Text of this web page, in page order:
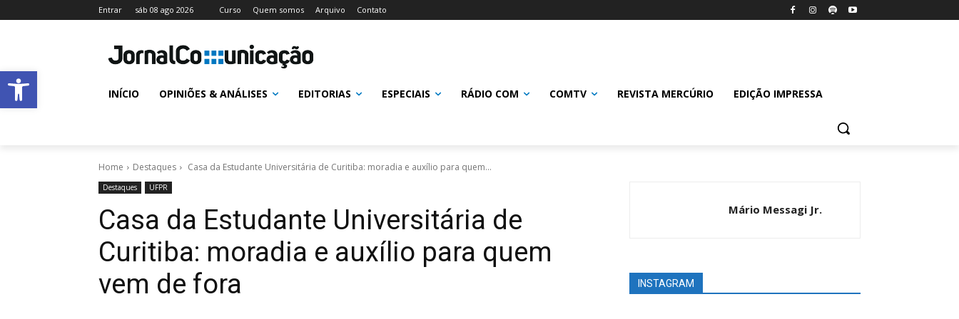
Abrir a barra de ferramentas
Entrar sáb 08 ago 2026 Curso Quem somos Arquivo Contato
INÍCIO OPINIÕES & ANÁLISES EDITORIAS ESPECIAIS RÁDIO COM COMTV REVISTA MERCÚRIO EDIÇÃO IMPRESSA
Home Destaques Casa da Estudante Universitária de Curitiba: moradia e auxílio para quem...
Destaques UFPR
Casa da Estudante Universitária de
Curitiba: moradia e auxílio para quem
vem de fora
Mário Messagi Jr.
INSTAGRAM